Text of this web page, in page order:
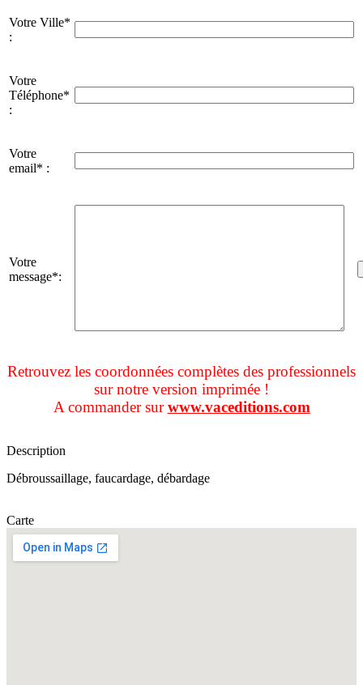
Votre Ville*
:
Votre
Téléphone*
:
Votre
email* :
Votre
message*:
Retrouvez les coordonnées complètes des professionnels
sur notre version imprimée !
A commander surwww.vaceditions.com
Description
Débroussaillage, faucardage, débardage
Carte